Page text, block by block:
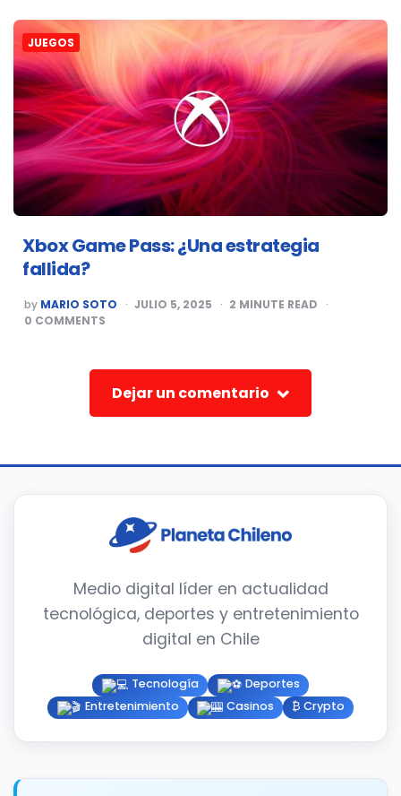
JUEGOS
Xbox Game Pass: ¿Una estrategia
fallida?
POSTED
BY
by MARIO SOTO JULIO 5, 2025 2 MINUTE READ
0 COMMENTS
Dejar un comentario
Medio digital líder en actualidad
tecnológica, deportes y entretenimiento
digital en Chile
Tecnología
Deportes
Entretenimiento
Casinos ₿ Crypto